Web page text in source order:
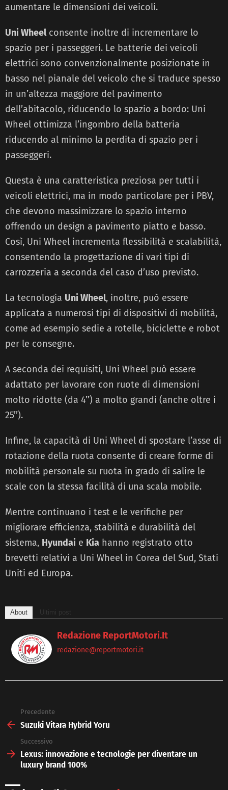
aumentare le dimensioni dei veicoli.
Uni Wheelconsente inoltre di incrementare lo
spazio per i passeggeri. Le batterie dei veicoli
elettrici sono convenzionalmente posizionate in
basso nel pianale del veicolo che si traduce spesso
in un’altezza maggiore del pavimento
dell’abitacolo, riducendo lo spazio a bordo: Uni
Wheel ottimizza l’ingombro della batteria
riducendo al minimo la perdita di spazio per i
passeggeri.
Questa è una caratteristica preziosa per tutti i
veicoli elettrici, ma in modo particolare per i PBV,
che devono massimizzare lo spazio interno
offrendo un design a pavimento piatto e basso.
Così, Uni Wheel incrementa flessibilità e scalabilità,
consentendo la progettazione di vari tipi di
carrozzeria a seconda del caso d’uso previsto.
La tecnologia Uni Wheel, inoltre, può essere
applicata a numerosi tipi di dispositivi di mobilità,
come ad esempio sedie a rotelle, biciclette e robot
per le consegne.
A seconda dei requisiti, Uni Wheel può essere
adattato per lavorare con ruote di dimensioni
molto ridotte (da 4’’) a molto grandi (anche oltre i
25’’).
Infine, la capacità di Uni Wheel di spostare l’asse di
rotazione della ruota consente di creare forme di
mobilità personale su ruota in grado di salire le
scale con la stessa facilità di una scala mobile.
Mentre continuano i test e le verifiche per
migliorare efficienza, stabilità e durabilità del
sistema, Hyundai e Kia hanno registrato otto
brevetti relativi a Uni Wheel in Corea del Sud, Stati
Uniti ed Europa.
About Ultimi post
Redazione ReportMotori.it
redazione@reportmotori.it
more
Precedente
Suzuki Vitara Hybrid Yoru
Successivo
Lexus: innovazione e tecnologie per diventare un
luxury brand 100%